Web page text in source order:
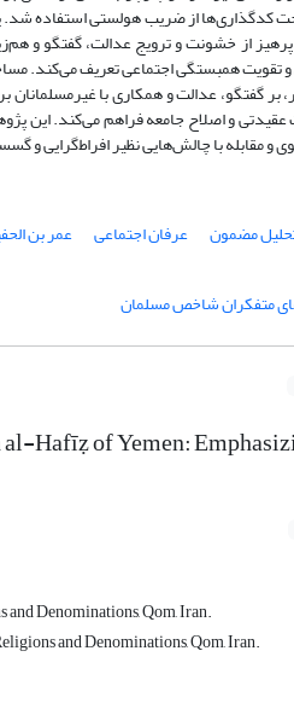
کدگذاری‌ها از ضریب هولستی استفاده شد.
از خشونت و ترویج عدالت، گفتگو و
همبستگی اجتماعی تعریف می‌کند.
گفتگو، عدالت و همکاری با غیرمسلمانان
عقیدتی و اصلاح جامعه فراهم می‌کند. این
و مقابله با چالش‌هایی نظیر افراط‌گرایی
مضمون عرفان اجتماعی عمر بن
متفکران شاخص مسلمان
Hafīẓ of Yemen:
Denominations, Qom, Iran.
and Denominations, Qom, Iran.